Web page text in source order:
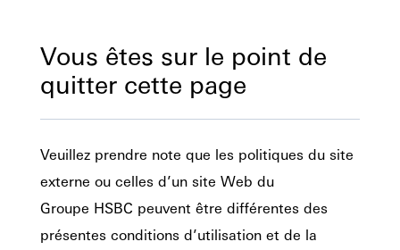
Vous êtes sur le point de
quitter cette page
Veuillez prendre note que les politiques du site
externe ou celles d’un site Web du
Groupe HSBC peuvent être différentes des
présentes conditions d’utilisation et de la